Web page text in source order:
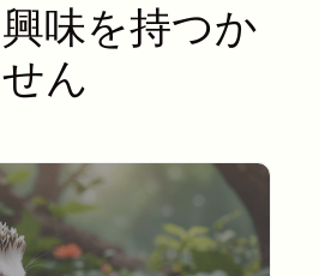
味を持つか
ん